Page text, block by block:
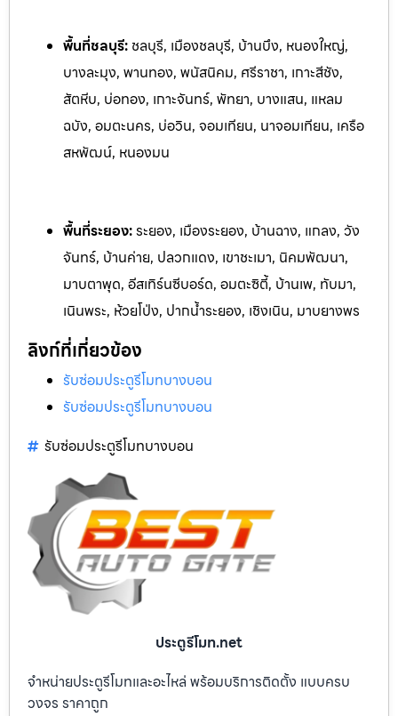
พื้นที่ชลบุรี: ชลบุรี, เมืองชลบุรี, บ้านบึง, หนองใหญ่,
บางละมุง, พานทอง, พนัสนิคม, ศรีราชา, เกาะสีชัง,
สัตหีบ, บ่อทอง, เกาะจันทร์, พัทยา, บางแสน, แหลม
ฉบัง, อมตะนคร, บ่อวิน, จอมเทียน, นาจอมเทียน, เครือ
สหพัฒน์, หนองมน
พื้นที่ระยอง:ระยอง, เมืองระยอง, บ้านฉาง, แกลง, วัง
จันทร์, บ้านค่าย, ปลวกแดง, เขาชะเมา, นิคมพัฒนา,
มาบตาพุด, อีสเทิร์นซีบอร์ด, อมตะซิตี้, บ้านเพ, ทับมา,
เนินพระ, ห้วยโป่ง, ปากน้ำระยอง, เชิงเนิน, มาบยางพร
ลิงก์ที่เกี่ยวข้อง
รับซ่อมประตูรีโมทบางบอน
รับซ่อมประตูรีโมทบางบอน
รับซ่อมประตูรีโมทบางบอน
ประตูรีโมท.net
จำหน่ายประตูรีโมทและอะไหล่ พร้อมบริการติดตั้ง แบบครบ
วงจร ราคาถูก